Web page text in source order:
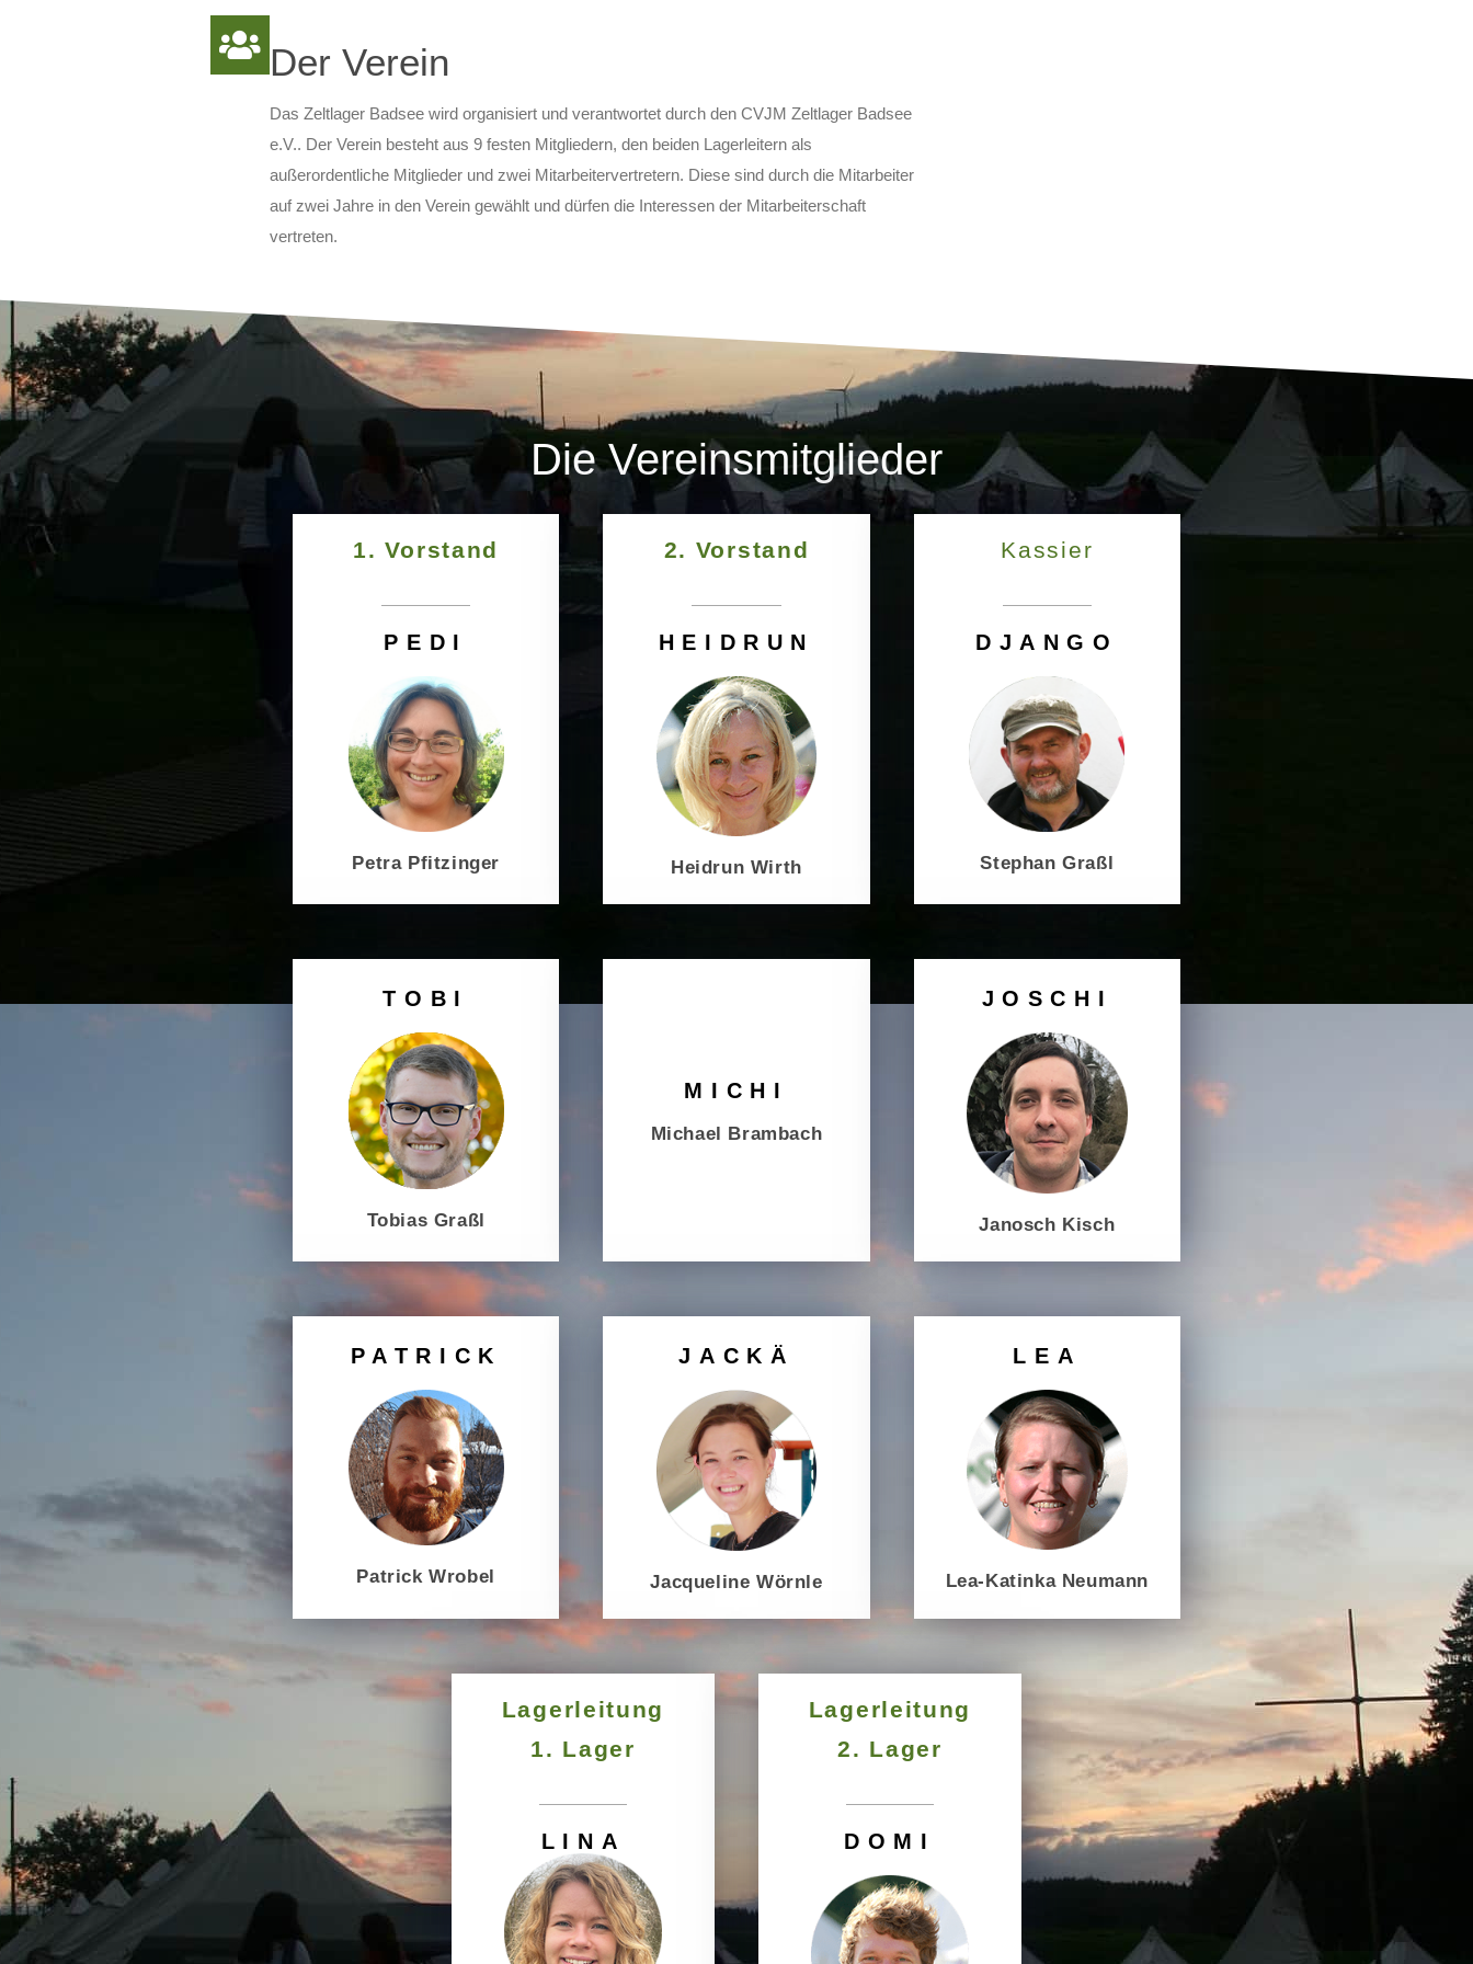
Der Verein
Das Zeltlager Badsee wird organisiert und verantwortet durch den CVJM Zeltlager Badsee
e.V.. Der Verein besteht aus 9 festen Mitgliedern, den beiden Lagerleitern als
außerordentliche Mitglieder und zwei Mitarbeitervertretern. Diese sind durch die Mitarbeiter
auf zwei Jahre in den Verein gewählt und dürfen die Interessen der Mitarbeiterschaft
vertreten.
Die Vereinsmitglieder
1. Vorstand
PEDI
Petra Pfitzinger
2. Vorstand
HEIDRUN
Heidrun Wirth
Kassier
DJANGO
Stephan Graßl
TOBI
Tobias Graßl
MICHI
Michael Brambach
JOSCHI
Janosch Kisch
PATRICK
Patrick Wrobel
JACKÄ
Jacqueline Wörnle
LEA
Lea-Katinka Neumann
Lagerleitung
1. Lager
LINA
Lagerleitung
2. Lager
DOMI